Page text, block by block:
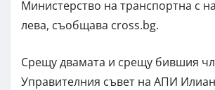
Министерство на транспортна с
лева, съобщава cross.bg.
Срещу двамата и срещу бившия
Управителния съвет на АПИ